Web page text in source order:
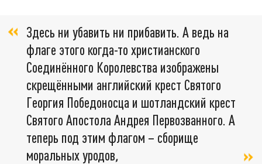
Здесь ни убавить ни прибавить. А ведь на
флаге этого когда-то христианского
Соединённого Королевства изображены
скрещёнными английский крест Святого
Георгия Победоносца и шотландский крест
Святого Апостола Андрея Первозванного. А
теперь под этим флагом – сборище
моральных уродов,